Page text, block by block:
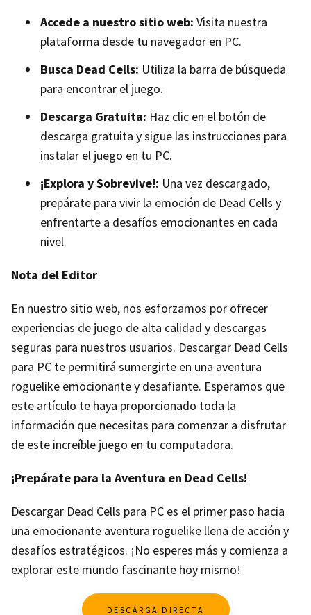
Accede a nuestro sitio web: Visita nuestra
plataforma desde tu navegador en PC.
Busca Dead Cells: Utiliza la barra de búsqueda
para encontrar el juego.
Descarga Gratuita: Haz clic en el botón de
descarga gratuita y sigue las instrucciones para
instalar el juego en tu PC.
¡Explora y Sobrevive!: Una vez descargado,
prepárate para vivir la emoción de Dead Cells y
enfrentarte a desafíos emocionantes en cada
nivel.
Nota del Editor
En nuestro sitio web, nos esforzamos por ofrecer
experiencias de juego de alta calidad y descargas
seguras para nuestros usuarios. Descargar Dead Cells
para PC te permitirá sumergirte en una aventura
roguelike emocionante y desafiante. Esperamos que
este artículo te haya proporcionado toda la
información que necesitas para comenzar a disfrutar
de este increíble juego en tu computadora.
¡Prepárate para la Aventura en Dead Cells!
Descargar Dead Cells para PC es el primer paso hacia
una emocionante aventura roguelike llena de acción y
desafíos estratégicos. ¡No esperes más y comienza a
explorar este mundo fascinante hoy mismo!
DESCARGA DIRECTA